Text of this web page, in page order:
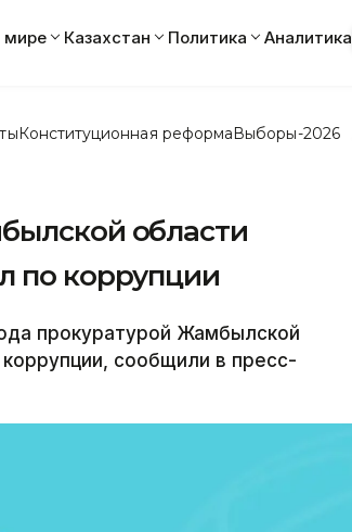
мире Казахстан Политика Аналитика
Конституционная реформаВыборы-2026
области
по коррупции
прокуратурой Жамбылской
сообщили в пресс-